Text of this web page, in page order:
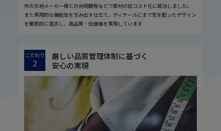
外の生地メーカー様との共同開発などで素材の低コスト化に成功しました。
また実用的な機能性を生み出す仕立て、ディテールにまで気を配ったデザイン
を徹底的に追求し、高品質・低価格を実現しています
こだわり
2
厳しい品質管理体制に基づく
安心の実現